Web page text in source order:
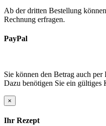
Ab der dritten Bestellung
Rechnung erfragen.
PayPal
Sie können den Betrag auch per
Dazu benötigen Sie ein gültiges
×
Ihr Rezept